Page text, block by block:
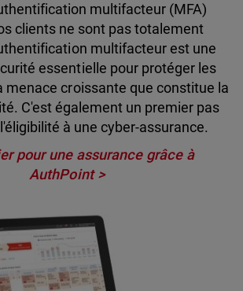
multifacteur (MFA)
clients ne sont pas totalement
multifacteur est une
essentielle pour protéger les
menace croissante que constitue la
C'est également un premier pas
à une cyber-assurance.
pour une assurance grâce à
AuthPoint >